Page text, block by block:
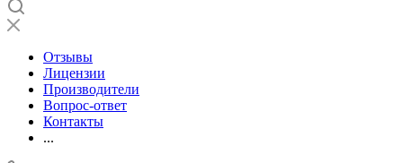
Отзывы
Лицензии
Производители
Вопрос-ответ
Контакты
...